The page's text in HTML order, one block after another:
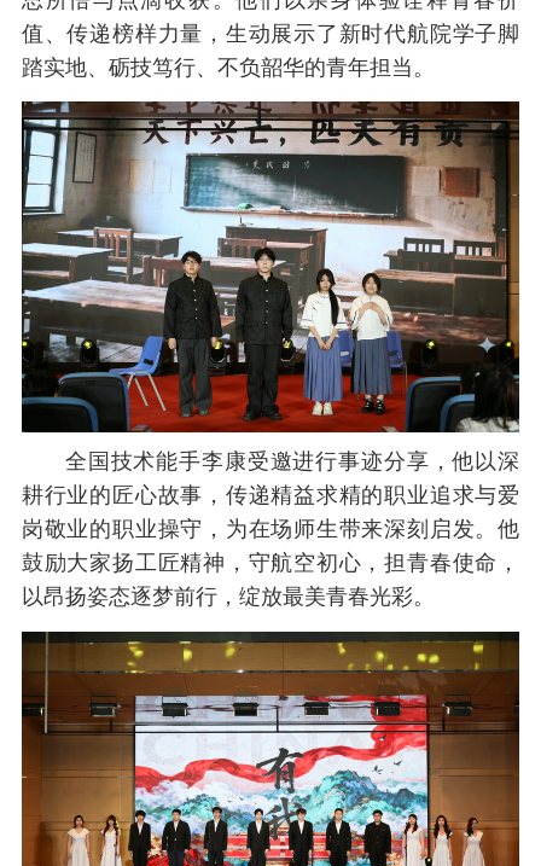
值、传递榜样力量，生动展示了新时代航院学子脚
踏实地、砺技笃行、不负韶华的青年担当。
全国技术能手李康受邀进行事迹分享，他以深
耕行业的匠心故事，传递精益求精的职业追求与爱
岗敬业的职业操守，为在场师生带来深刻启发。他
鼓励大家扬工匠精神，守航空初心，担青春使命，
以昂扬姿态逐梦前行，绽放最美青春光彩。